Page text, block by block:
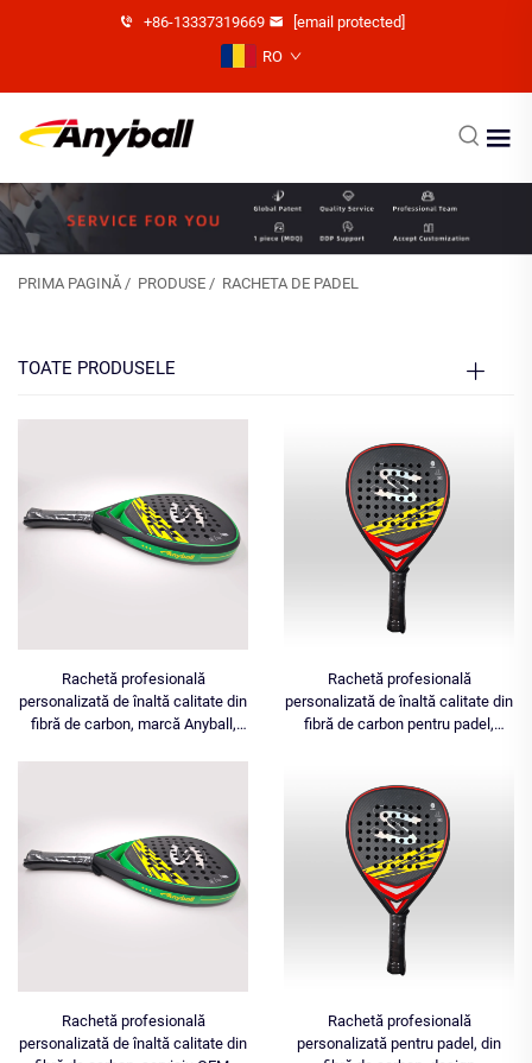
+86-13337319669
[email protected]
RO
PRIMA PAGINĂ / PRODUSE / RACHETA DE PADEL
TOATE PRODUSELE
Rachetă profesională
personalizată de înaltă calitate din
fibră de carbon, marcă Anyball,
Rachetă profesională
personalizată de înaltă calitate din
fibră de carbon pentru padel,
chinez, model Anyball TB001
Rachetă profesională
personalizată de înaltă calitate din
Rachetă profesională
personalizată pentru padel, din